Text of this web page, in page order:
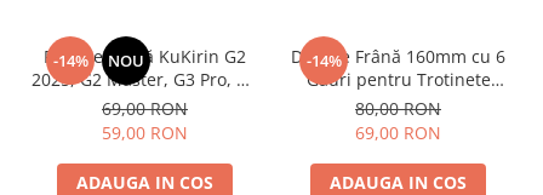
-14% NOU
Plăcuțe Frână KuKirin G2
2025, G2 Master, G3 Pro, G4
– Set 2 Bucăți (Față sau
Spate) Premium
69,00 RON
59,00 RON
ADAUGA IN COS
-14%
Disc de Frână 160mm cu 6
Găuri pentru Trotinete
Electrice KuKirin G4 (Model
2025) și KuKirin G2 –
Performanță Premium
80,00 RON
69,00 RON
ADAUGA IN COS